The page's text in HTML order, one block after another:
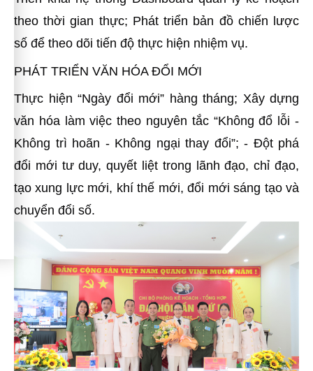
theo thời gian thực; Phát triển bản đồ chiến lược
số để theo dõi tiến độ thực hiện nhiệm vụ.
PHÁT TRIỂN VĂN HÓA ĐỔI MỚI
Thực hiện “Ngày đổi mới” hàng tháng; Xây dựng
văn hóa làm việc theo nguyên tắc “Không đổ lỗi -
Không trì hoãn - Không ngại thay đổi”; - Đột phá
đổi mới tư duy, quyết liệt trong lãnh đạo, chỉ đạo,
tạo xung lực mới, khí thế mới, đổi mới sáng tạo và
chuyển đổi số.